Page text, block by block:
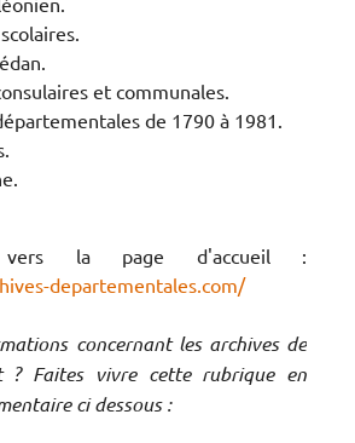
et communales.
de 1790 à 1981.
la page d'accueil :
departementales.com/
concernant les archives de
? Faites vivre cette rubrique en
ci dessous :